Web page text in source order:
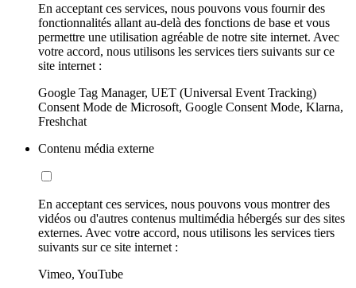
En acceptant ces services, nous pouvons vous fournir des
fonctionnalités allant au-delà des fonctions de base et vous
permettre une utilisation agréable de notre site internet. Avec
votre accord, nous utilisons les services tiers suivants sur ce
site internet :
Google Tag Manager, UET (Universal Event Tracking)
Consent Mode de Microsoft, Google Consent Mode, Klarna,
Freshchat
Contenu média externe
En acceptant ces services, nous pouvons vous montrer des
vidéos ou d'autres contenus multimédia hébergés sur des sites
externes. Avec votre accord, nous utilisons les services tiers
suivants sur ce site internet :
Vimeo, YouTube